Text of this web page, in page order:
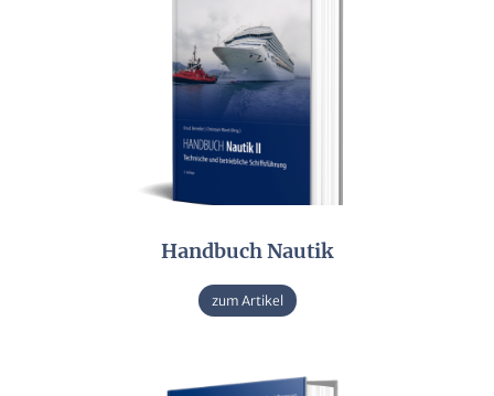
Handbuch Nautik
zum Artikel